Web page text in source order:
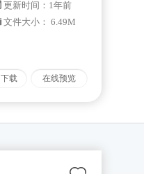
更新时间： 1年前
文件大小： 6.49M
下载 在线预览